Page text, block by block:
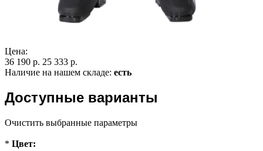
Цена:
36 190 р. 25 333 р.
Наличие на нашем складе: есть
Доступные варианты
Очистить выбранные параметры
* Цвет: